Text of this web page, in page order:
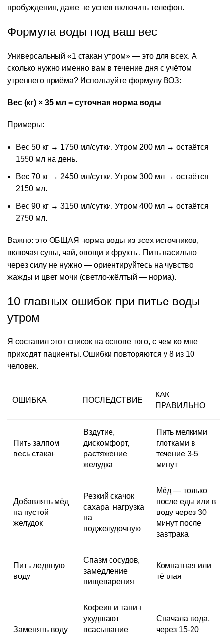
пробуждения, даже не успев включить телефон.
Формула воды под ваш вес
Универсальный «1 стакан утром» — это для всех. А
сколько нужно именно вам в течение дня с учётом
утреннего приёма? Используйте формулу ВОЗ:
Вес (кг) × 35 мл = суточная норма воды
Примеры:
Вес 50 кг → 1750 мл/сутки. Утром 200 мл → остаётся
1550 мл на день.
Вес 70 кг → 2450 мл/сутки. Утром 300 мл → остаётся
2150 мл.
Вес 90 кг → 3150 мл/сутки. Утром 400 мл → остаётся
2750 мл.
Важно: это ОБЩАЯ норма воды из всех источников,
включая супы, чай, овощи и фрукты. Пить насильно
через силу не нужно — ориентируйтесь на чувство
жажды и цвет мочи (светло-жёлтый — норма).
10 главных ошибок при питье воды
утром
Я составил этот список на основе того, с чем ко мне
приходят пациенты. Ошибки повторяются у 8 из 10
человек.
ОШИБКА ПОСЛЕДСТВИЕ
КАК
ПРАВИЛЬНО
Пить залпом
весь стакан
Вздутие,
дискомфорт,
растяжение
желудка
Пить мелкими
глотками в
течение 3-5
минут
Добавлять мёд
на пустой
желудок
Резкий скачок
сахара, нагрузка
на
поджелудочную
Мёд — только
после еды или в
воду через 30
минут после
завтрака
Пить ледяную
воду
Спазм сосудов,
замедление
пищеварения
Комнатная или
тёплая
Заменять воду
Кофеин и танин
ухудшают
всасывание
Сначала вода,
через 15-20